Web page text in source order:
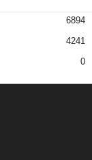
6894
4241
0